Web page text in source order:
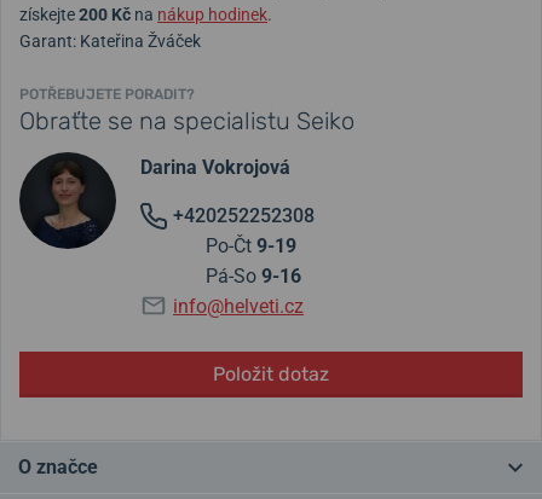
získejte200 Kč na nákup hodinek.
Garant: Kateřina Žváček
POTŘEBUJETE PORADIT?
Obraťte se na specialistu Seiko
Darina Vokrojová
+420252252308
Po-Čt 9-19
Pá-So 9-16
info@helveti.cz
Položit dotaz
O značce